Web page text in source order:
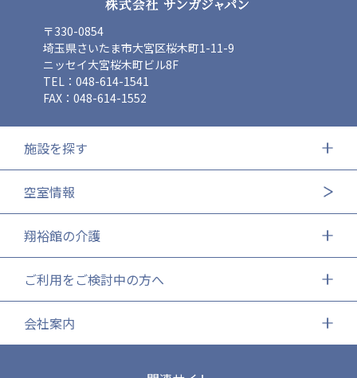
ーツクラブ
特定非営利活動法人アート応援隊
その他
Mediclude 株式会社アジアメデカ元気事業団
Medicare Lead Japan
株式会社日本医科学研究所
特定非営利活動法人共生フォーラム
特定非営利活動法人日本医療福祉機構
〒330-0854
埼玉県さいたま市大宮区桜木町1-11-9
ニッセイ大宮桜木町ビル8F
TEL：048-614-1541
FAX：048-614-1552
施設を探す
空室情報
翔裕館の介護
ご利用をご検討中の方へ
会社案内